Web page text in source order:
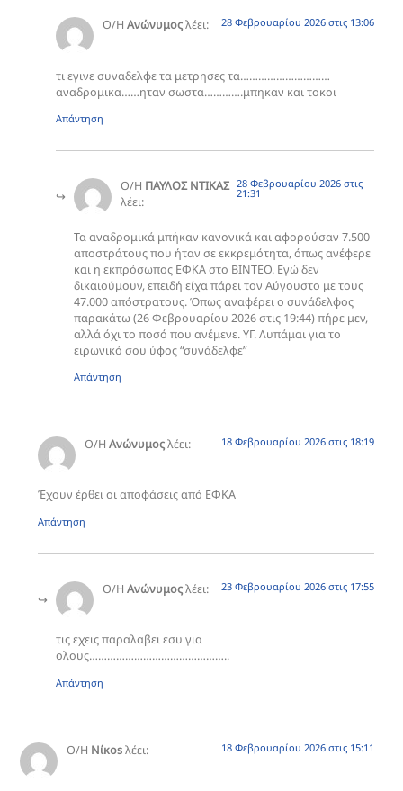
Ο/ΗΑνώνυμοςλέει: 28 Φεβρουαρίου 2026 στις 13:06
τι εγινε συναδελφε τα μετρησες τα…………………………
αναδρομικα……ηταν σωστα………….μπηκαν και τοκοι
Απάντηση
Ο/Η ΠΑΥΛΟΣ ΝΤΙΚΑΣ
λέει:
28 Φεβρουαρίου 2026 στις
21:31
Τα αναδρομικά μπήκαν κανονικά και αφορούσαν 7.500
αποστράτους που ήταν σε εκκρεμότητα, όπως ανέφερε
και η εκπρόσωπος ΕΦΚΑ στο ΒΙΝΤΕΟ. Εγώ δεν
δικαιούμουν, επειδή είχα πάρει τον Αύγουστο με τους
47.000 απόστρατους. Όπως αναφέρει ο συνάδελφος
παρακάτω (26 Φεβρουαρίου 2026 στις 19:44) πήρε μεν,
αλλά όχι το ποσό που ανέμενε. ΥΓ. Λυπάμαι για το
ειρωνικό σου ύφος “συνάδελφε”
Απάντηση
Ο/ΗΑνώνυμος λέει: 18 Φεβρουαρίου 2026 στις 18:19
Έχουν έρθει οι αποφάσεις από ΕΦΚΑ
Απάντηση
Ο/ΗΑνώνυμος λέει: 23 Φεβρουαρίου 2026 στις 17:55
τις εχεις παραλαβει εσυ για
ολους………………………………………..
Απάντηση
Ο/Η Νίκοs λέει: 18 Φεβρουαρίου 2026 στις 15:11